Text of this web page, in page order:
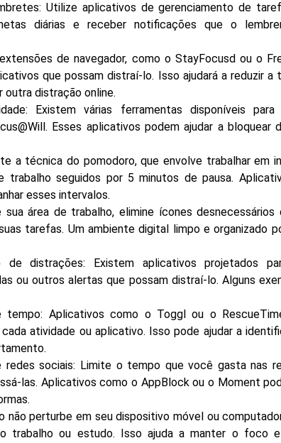
Utilize aplicativos de gerenciamento de
diárias e receber notificações que o
de navegador, como o StayFocusd ou o
que possam distraí-lo. Isso ajudará a reduzir a
outra distração online.
Existem várias ferramentas disponíveis para
Esses aplicativos podem ajudar a bloquear
a técnica do pomodoro, que envolve trabalhar em
trabalho seguidos por 5 minutos de pausa.
esses intervalos.
área de trabalho, elimine ícones desnecessários
tarefas. Um ambiente digital limpo e organizado
de distrações: Existem aplicativos projetados
ou outros alertas que possam distraí-lo. Alguns
tempo: Aplicativos como o Toggl ou o
atividade ou aplicativo. Isso pode ajudar a
redes sociais: Limite o tempo que você gasta nas
las. Aplicativos como o AppBlock ou o Moment
não perturbe em seu dispositivo móvel ou
trabalho ou estudo. Isso ajuda a manter o foco